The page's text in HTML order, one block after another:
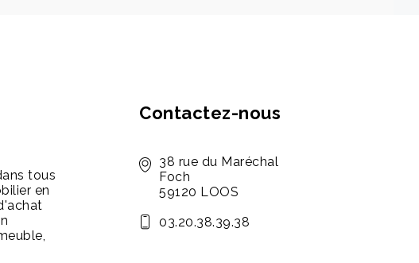
tous
en
Contactez-nous
38 rue du Maréchal
Foch
59120 LOOS
03.20.38.39.38